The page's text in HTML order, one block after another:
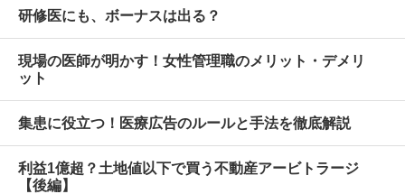
研修医にも、ボーナスは出る？
現場の医師が明かす！女性管理職のメリット・デメリ
ット
集患に役立つ！医療広告のルールと手法を徹底解説
利益1億超？土地値以下で買う不動産アービトラージ
【後編】